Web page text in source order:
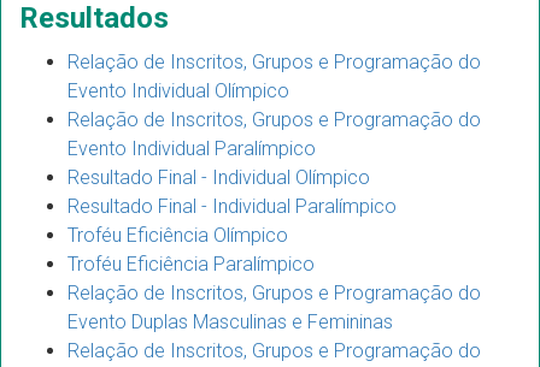
Resultados
Relação de Inscritos, Grupos e Programação do
Evento Individual Olímpico
Relação de Inscritos, Grupos e Programação do
Evento Individual Paralímpico
Resultado Final - Individual Olímpico
Resultado Final - Individual Paralímpico
Troféu Eficiência Olímpico
Troféu Eficiência Paralímpico
Relação de Inscritos, Grupos e Programação do
Evento Duplas Masculinas e Femininas
Relação de Inscritos, Grupos e Programação do